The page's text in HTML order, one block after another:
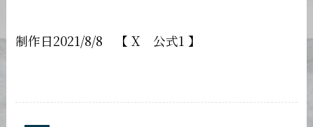
制作日2021/8/8 【 X 公式1 】